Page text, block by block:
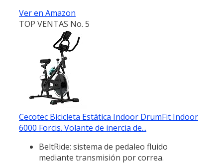
Ver en Amazon
TOP VENTAS No. 5
Cecotec Bicicleta Estática Indoor DrumFit Indoor
6000 Forcis. Volante de inercia de...
BeltRide: sistema de pedaleo fluido
mediante transmisión por correa.